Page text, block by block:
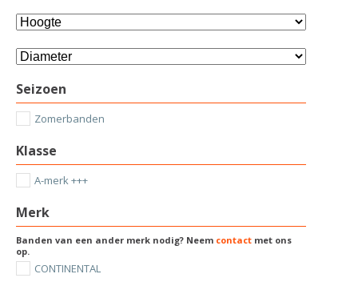
Seizoen
Zomerbanden
Klasse
A-merk +++
Merk
Banden van een ander merk nodig? Neem contact met ons
op.
CONTINENTAL